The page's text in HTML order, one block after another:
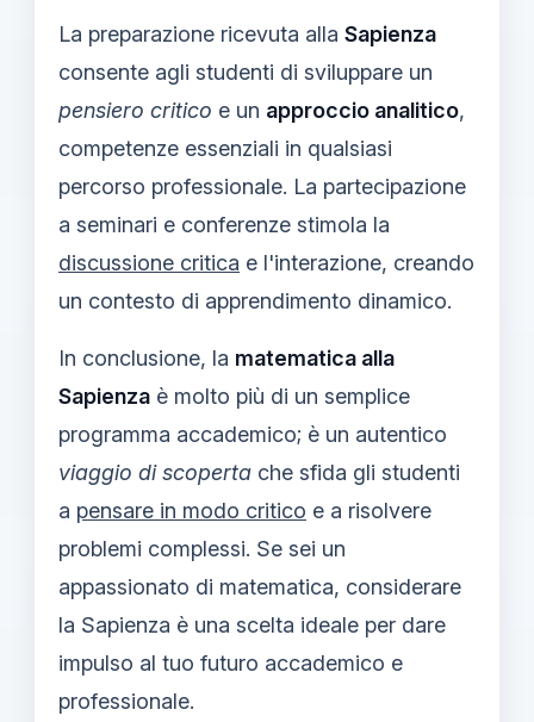
La preparazione ricevuta alla Sapienza
consente agli studenti di sviluppare un
pensiero critico e un approccio analitico,
competenze essenziali in qualsiasi
percorso professionale. La partecipazione
a seminari e conferenze stimola la
discussione critica e l'interazione, creando
un contesto di apprendimento dinamico.
In conclusione, la matematica alla
Sapienza è molto più di un semplice
programma accademico; è un autentico
viaggio di scoperta che sfida gli studenti
a pensare in modo critico e a risolvere
problemi complessi. Se sei un
appassionato di matematica, considerare
la Sapienza è una scelta ideale per dare
impulso al tuo futuro accademico e
professionale.